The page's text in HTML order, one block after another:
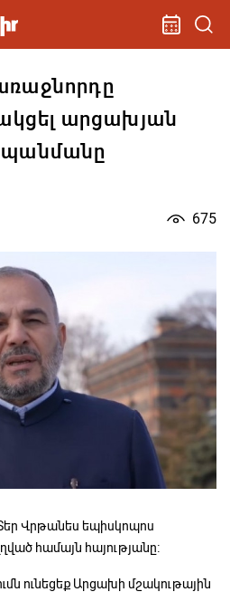
արցախյան
675
Վրթանես եպիսկոպոս
համայն հայությանը։
ունեցեք Արցախի մշակութային